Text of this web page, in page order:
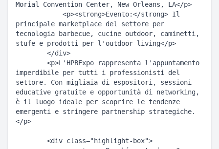
Morial Convention Center, New Orleans, LA</p>
principale marketplace del settore per
tecnologia barbecue, cucine outdoor, caminetti,
stufe e prodotti per l'outdoor living</p>
imperdibile per tutti i professionisti del
settore. Con migliaia di espositori, sessioni
educative gratuite e opportunità di networking,
è il luogo ideale per scoprire le tendenze
emergenti e stringere partnership strategiche.
</p>